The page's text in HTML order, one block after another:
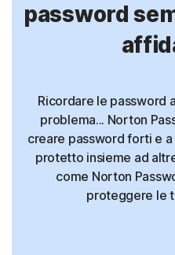
password
Ricordare le password
problema... Norton
creare password forti e
protetto insieme ad
come Norton
proteggere le